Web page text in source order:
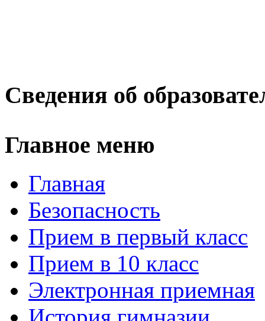
Сведения об
Главное меню
Главная
Безопасность
Прием в первый класс
Прием в 10 класс
Электронная приемная